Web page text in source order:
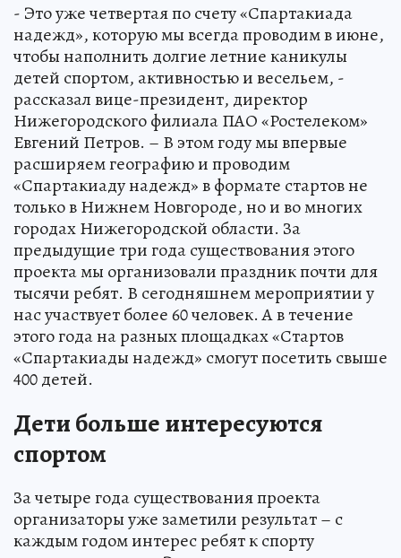
- Это уже четвертая по счету «Спартакиада
надежд», которую мы всегда проводим в июне,
чтобы наполнить долгие летние каникулы
детей спортом, активностью и весельем, -
рассказал вице-президент, директор
Нижегородского филиала ПАО «Ростелеком»
Евгений Петров. – В этом году мы впервые
расширяем географию и проводим
«Спартакиаду надежд» в формате стартов не
только в Нижнем Новгороде, но и во многих
городах Нижегородской области. За
предыдущие три года существования этого
проекта мы организовали праздник почти для
тысячи ребят. В сегодняшнем мероприятии у
нас участвует более 60 человек. А в течение
этого года на разных площадках «Стартов
«Спартакиады надежд» смогут посетить свыше
400 детей.
Дети больше интересуются
спортом
За четыре года существования проекта
организаторы уже заметили результат – с
каждым годом интерес ребят к спорту